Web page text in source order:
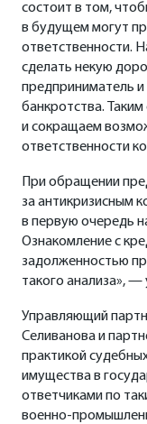
состоит в том,
в будущем могут
ответственности.
сделать некую
предприниматель
банкротства.
и сокращаем
ответственности
При обращении
за антикризисным
в первую очередь
Ознакомление с
задолженностью
такого анализа», —
Управляющий
Селиванова и
практикой
имущества в
ответчиками по
военно-